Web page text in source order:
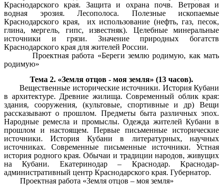
Краснодарского края. Защита и охрана почв. Ветровая и
водная эрозия. Лесополоса. Полезные ископаемые
Краснодарского края, их использование (нефть, газ, песок,
глина, мергель, гипс, известняк). Целебные минеральные
источники и грязи. Значение природных богатств
Краснодарского края для жителей России.
Проектная работа «Береги землю родимую, как мать
родимую»
Тема 2. «Земля отцов - моя земля» (13 часов).
Вещественные исторические источники. История Кубани
в архитектуре. Древние жилища. Современный облик края:
здания, сооружения, (культовые, спортивные и др) Вещи
рассказывают о прошлом. Предметы быта различных эпох.
Народные ремесла и промыслы. Одежда жителей Кубани в
прошлом и настоящем. Первые письменные исторические
источники. История Кубани в литературных, научных
источниках. Современные письменные источники. Устная
история родного края. Обычаи и традиции народов, живущих
на Кубани. Екатеринодар – Краснодар. Краснодар-
административный центр Краснодарского края. Губернатор.
Проектная работа «Земля отцов – моя земля»